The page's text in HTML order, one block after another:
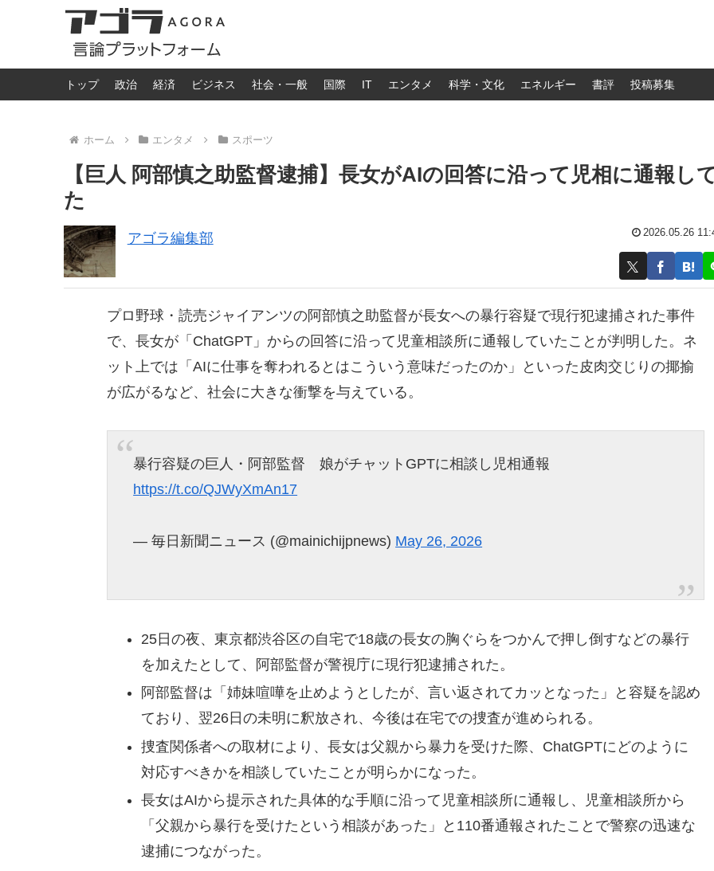
トップ 政治 経済 ビジネス 社会・一般 国際 IT エンタメ 科学・文化 エネルギー 書評 投稿募集
ホーム エンタメ スポーツ
【巨人 阿部慎之助監督逮捕】長女がAIの回答に沿って児相に通報し
た
アゴラ編集部 2026.05.26
プロ野球・読売ジャイアンツの阿部慎之助監督が長女への暴行容疑で現行犯逮捕された事件
で、長女が「ChatGPT」からの回答に沿って児童相談所に通報していたことが判明した。ネ
ット上では「AIに仕事を奪われるとはこういう意味だったのか」といった皮肉交じりの揶揄
が広がるなど、社会に大きな衝撃を与えている。
暴行容疑の巨人・阿部監督 娘がチャットGPTに相談し児相通報
https://t.co/QJWyXmAn17
— 毎日新聞ニュース (@mainichijpnews) May 26, 2026
25日の夜、東京都渋谷区の自宅で18歳の長女の胸ぐらをつかんで押し倒すなどの暴行
を加えたとして、阿部監督が警視庁に現行犯逮捕された。
阿部監督は「姉妹喧嘩を止めようとしたが、言い返されてカッとなった」と容疑を認め
ており、翌26日の未明に釈放され、今後は在宅での捜査が進められる。
捜査関係者への取材により、長女は父親から暴力を受けた際、ChatGPTにどのように
対応すべきかを相談していたことが明らかになった。
長女はAIから提示された具体的な手順に沿って児童相談所に通報し、児童相談所から
「父親から暴行を受けたという相談があった」と110番通報されたことで警察の迅速な
逮捕につながった。